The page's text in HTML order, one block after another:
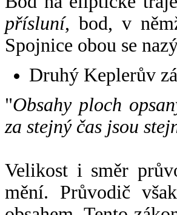
přísluní, bod, v
Spojnice obou se
Druhý Keplerův
"Obsahy ploch
za stejný čas jsou
Velikost i směr
mění. Průvodič